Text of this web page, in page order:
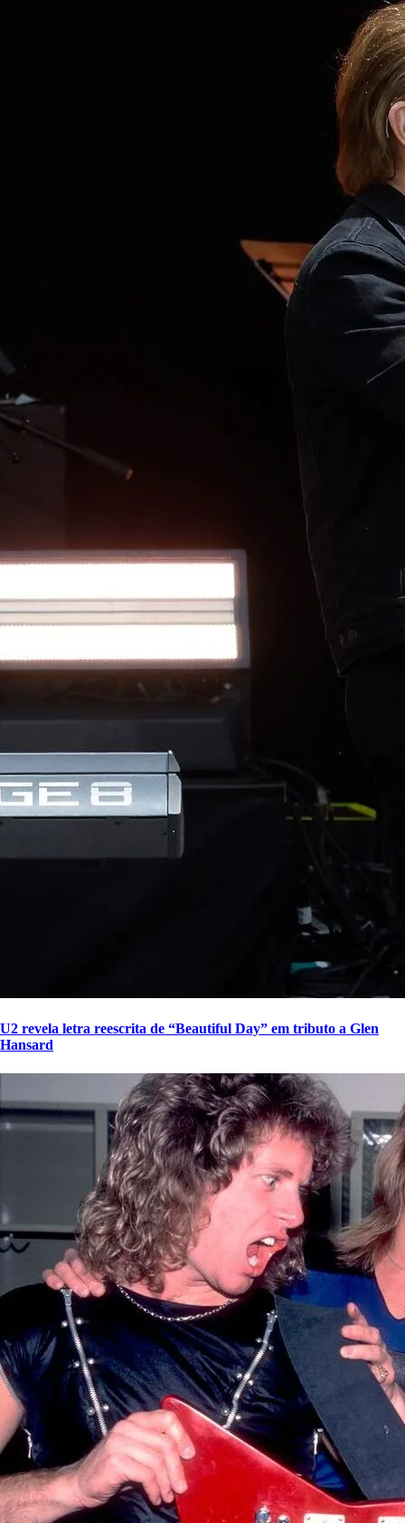
U2 revela letra reescrita de “Beautiful Day” em tributo a Glen
Hansard